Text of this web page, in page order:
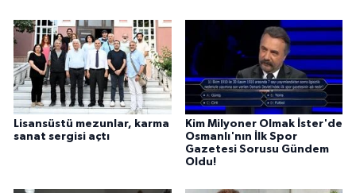
Lisansüstü mezunlar, karma
sanat sergisi açtı
Kim Milyoner Olmak İster'de
Osmanlı'nın İlk Spor
Gazetesi Sorusu Gündem
Oldu!